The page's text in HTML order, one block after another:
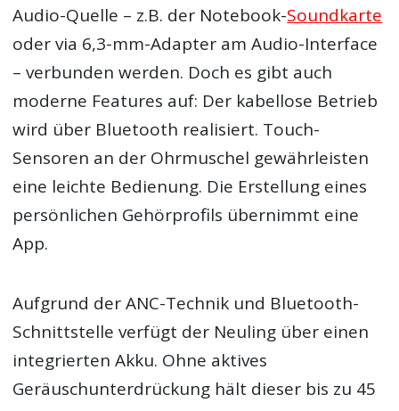
Audio-Quelle – z.B. der Notebook-Soundkarte
oder via 6,3-mm-Adapter am Audio-Interface
– verbunden werden. Doch es gibt auch
moderne Features auf: Der kabellose Betrieb
wird über Bluetooth realisiert. Touch-
Sensoren an der Ohrmuschel gewährleisten
eine leichte Bedienung. Die Erstellung eines
persönlichen Gehörprofils übernimmt eine
App.
Aufgrund der ANC-Technik und Bluetooth-
Schnittstelle verfügt der Neuling über einen
integrierten Akku. Ohne aktives
Geräuschunterdrückung hält dieser bis zu 45